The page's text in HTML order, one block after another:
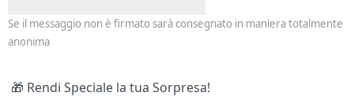
Se il messaggio non è firmato sarà consegnato in maniera totalmente
anonima
🎁 Rendi Speciale la tua Sorpresa!